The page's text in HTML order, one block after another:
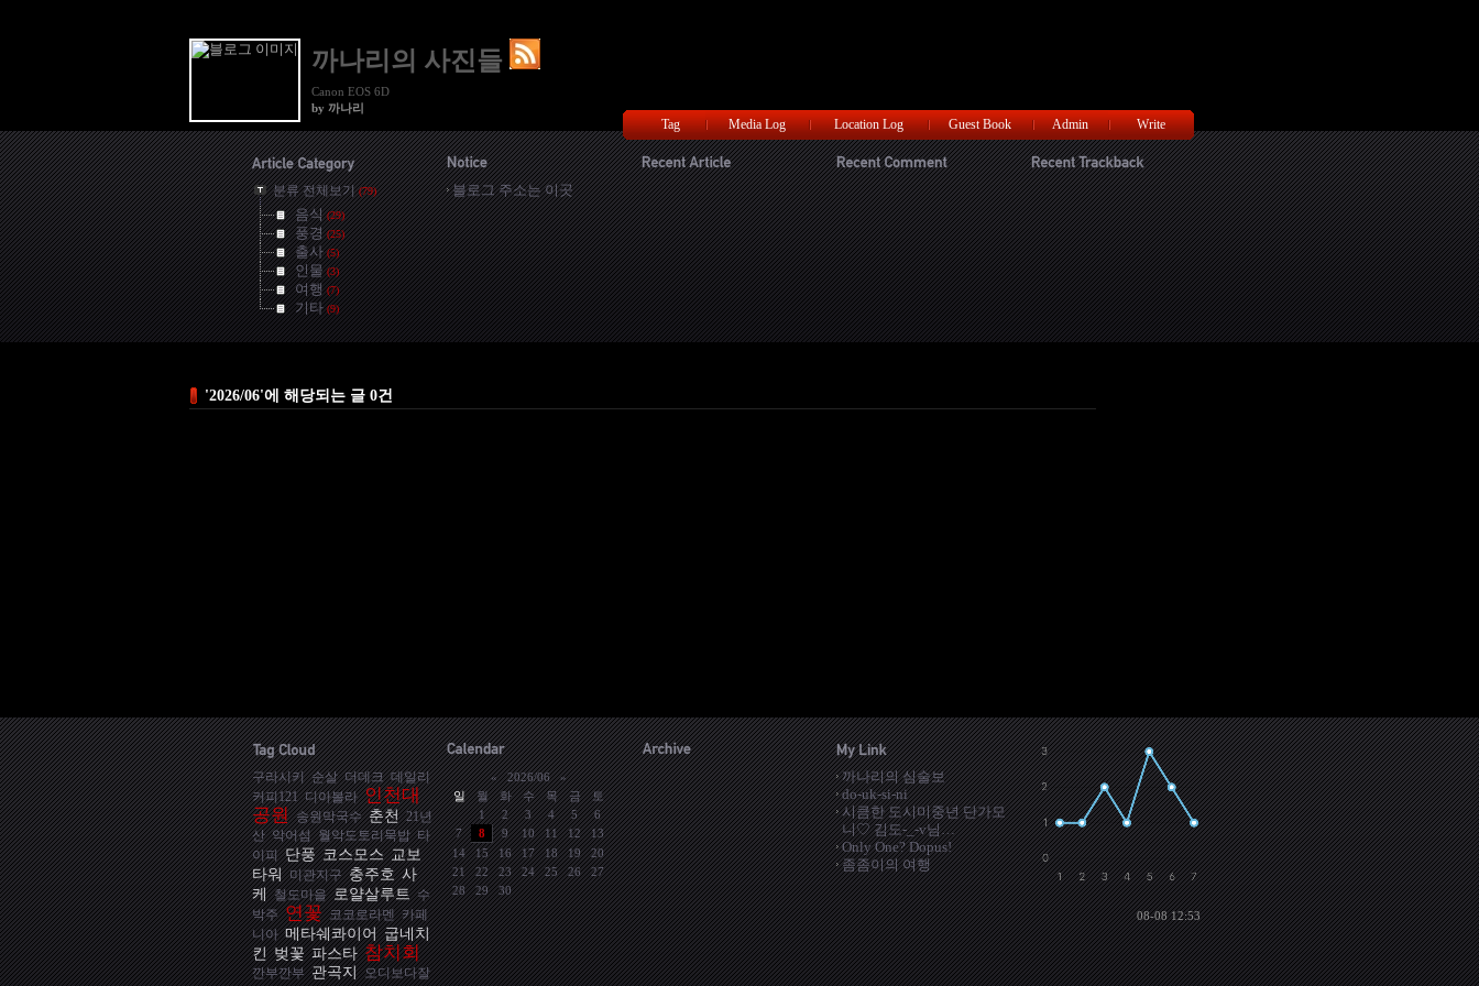
까나리의 사진들
Canon EOS 6D
by 까나리
Tag Media Log Location Log Guest Book Admin Write
분류 전체보기(79)
음식(29)
풍경(25)
출사(5)
인물(3)
여행(7)
기타(9)
블로그 주소는 이곳
'2026/06'에 해당되는 글 0건
구라시키 순살 더데크 데일리
커피121 디아볼라 인천대
공원 송원막국수 춘천 21년
산 악어섬 월악도토리묵밥 타
이피 단풍 코스모스 교보
타워 미관지구 충주호 사
케 철도마을 로얄살루트 수
박주 연꽃 코코로라멘 카페
니아 메타쉐콰이어 굽네치
킨 벚꽃 파스타 참치회
깐부깐부 관곡지 오디보다잘
« 2026/06
»
일
월 화 수 목 금
토
1
2 3 4 5
6
7
8 9 10 11 12
13
14
15 16 17 18 19
20
21
22 23 24 25 26
27
28
29 30
까나리의 심술보
do-uk-si-ni
시큼한 도시미중년 단가모
니♡ 김도-_-v님…
Only One? Dopus!
좀좀이의 여행
08-08 12:53